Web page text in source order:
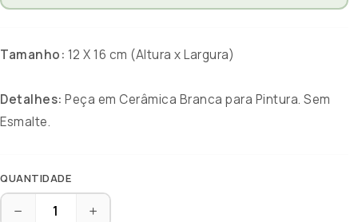
Tamanho: 12 X 16 cm (Altura x Largura)
Detalhes: Peça em Cerâmica Branca para Pintura. Sem
Esmalte.
QUANTIDADE